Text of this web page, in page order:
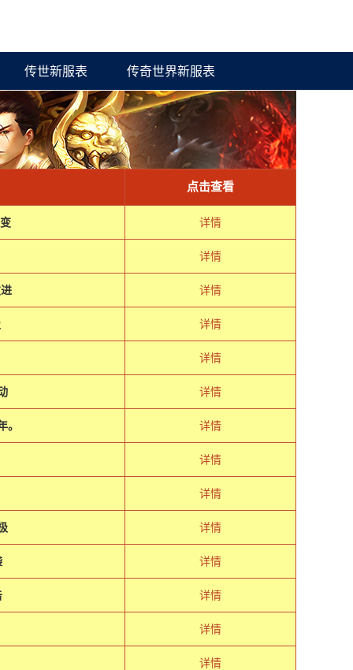
传世新服表 传奇世界新服表
点击查看
详情
详情
详情
详情
详情
详情
详情
详情
详情
详情
详情
详情
详情
详情